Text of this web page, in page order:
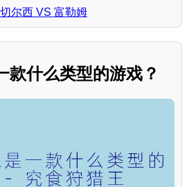
尔西 VS 富勒姆
款什么类型的游戏？